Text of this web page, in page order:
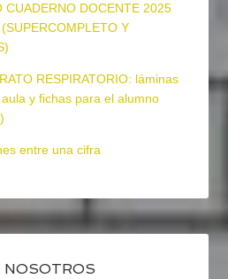
CUADERNO DOCENTE 2025
Y
RESPIRATORIO: láminas
y fichas para el alumno
entre una cifra
NOSOTROS